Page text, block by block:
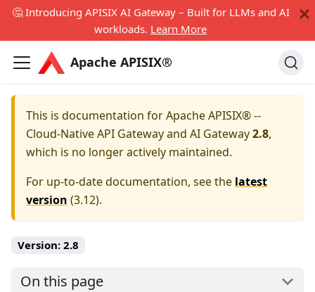
🤔 Introducing APISIX AI Gateway – Built for LLMs and AI
workloads. Learn More
Apache APISIX®
This is documentation forApache APISIX® --
Cloud-Native API Gateway and AI Gateway2.8,
which is no longer actively maintained.
For up-to-date documentation, see the latest
version (3.12).
Version: 2.8
On this page